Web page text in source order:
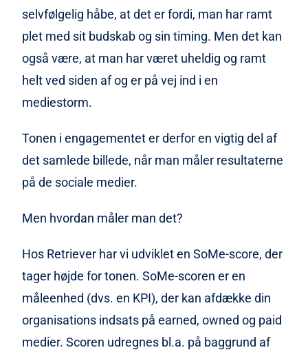
selvfølgelig håbe, at det er fordi, man har ramt
plet med sit budskab og sin timing. Men det kan
også være, at man har været uheldig og ramt
helt ved siden af og er på vej ind i en
mediestorm.
Tonen i engagementet er derfor en vigtig del af
det samlede billede, når man måler resultaterne
på de sociale medier.
Men hvordan måler man det?
Hos Retriever har vi udviklet en SoMe-score, der
tager højde for tonen. SoMe-scoren er en
måleenhed (dvs. en KPI), der kan afdække din
organisations indsats på earned, owned og paid
medier. Scoren udregnes bl.a. på baggrund af